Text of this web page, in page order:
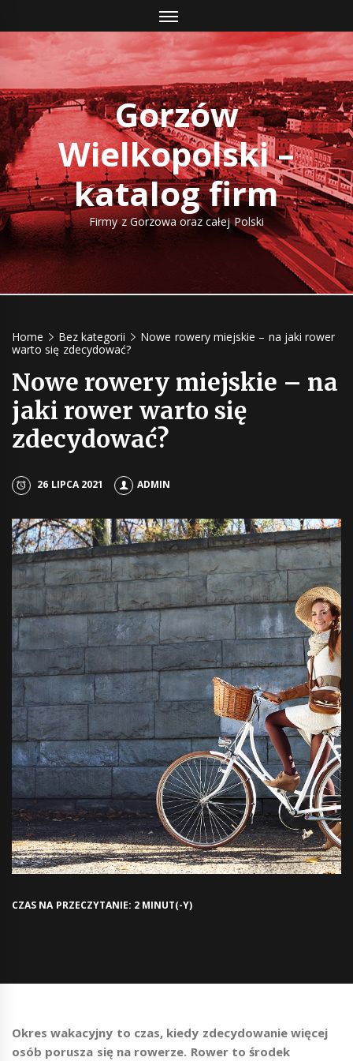
to
content
Gorzów
Wielkopolski –
katalog firm
Firmy z Gorzowa oraz całej Polski
Home Bez kategorii
Nowe rowery miejskie – na jaki rower
warto się zdecydować?
Nowe rowery miejskie – na
jaki rower warto się
zdecydować?
26 LIPCA 2021 ADMIN
CZAS NA PRZECZYTANIE: 2 MINUT(-Y)
Okres wakacyjny to czas, kiedy zdecydowanie więcej
osób porusza się na rowerze. Rower to środek